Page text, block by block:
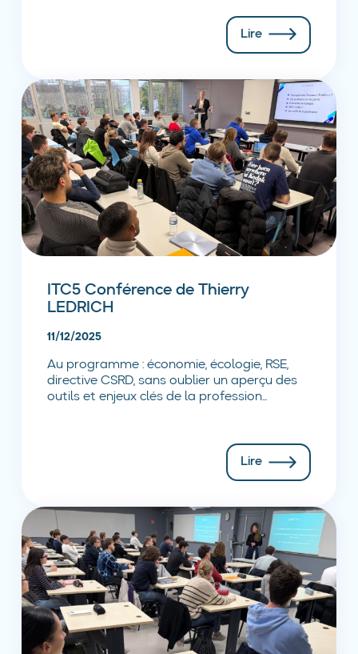
Lire
ITC5 Conférence de Thierry
LEDRICH
11/12/2025
Au programme : économie, écologie, RSE,
directive CSRD, sans oublier un aperçu des
outils et enjeux clés de la profession...
Lire